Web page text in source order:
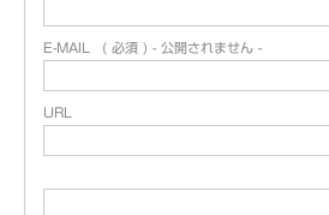
E-MAIL ( 必須 ) - 公開されません -
URL